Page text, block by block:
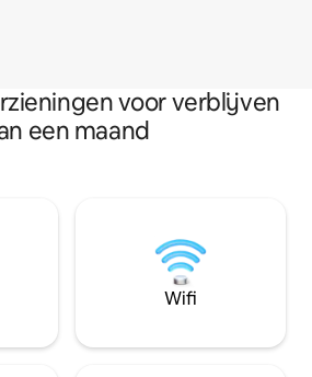
voor verblijven
een maand
Wifi